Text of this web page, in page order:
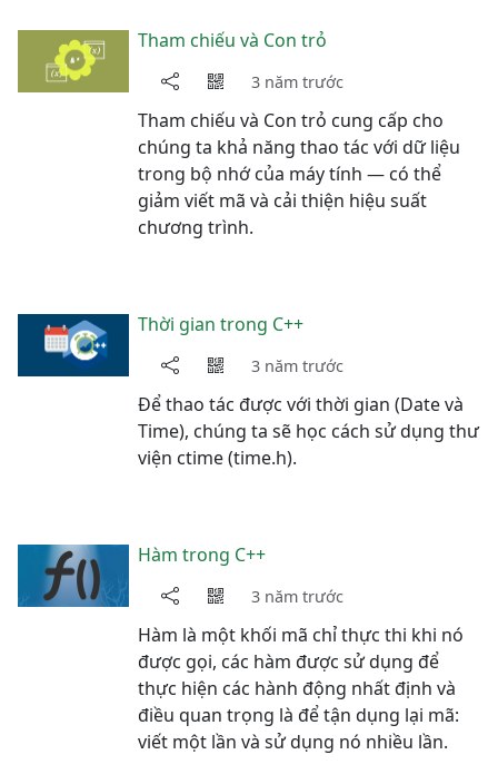
Tham chiếu và Con trỏ
3 năm trước
Tham chiếu và Con trỏ cung cấp cho
chúng ta khả năng thao tác với dữ liệu
trong bộ nhớ của máy tính — có thể
giảm viết mã và cải thiện hiệu suất
chương trình.
Thời gian trong C++
3 năm trước
Để thao tác được với thời gian (Date và
Time), chúng ta sẽ học cách sử dụng thư
viện ctime (time.h).
Hàm trong C++
3 năm trước
Hàm là một khối mã chỉ thực thi khi nó
được gọi, các hàm được sử dụng để
thực hiện các hành động nhất định và
điều quan trọng là để tận dụng lại mã:
viết một lần và sử dụng nó nhiều lần.